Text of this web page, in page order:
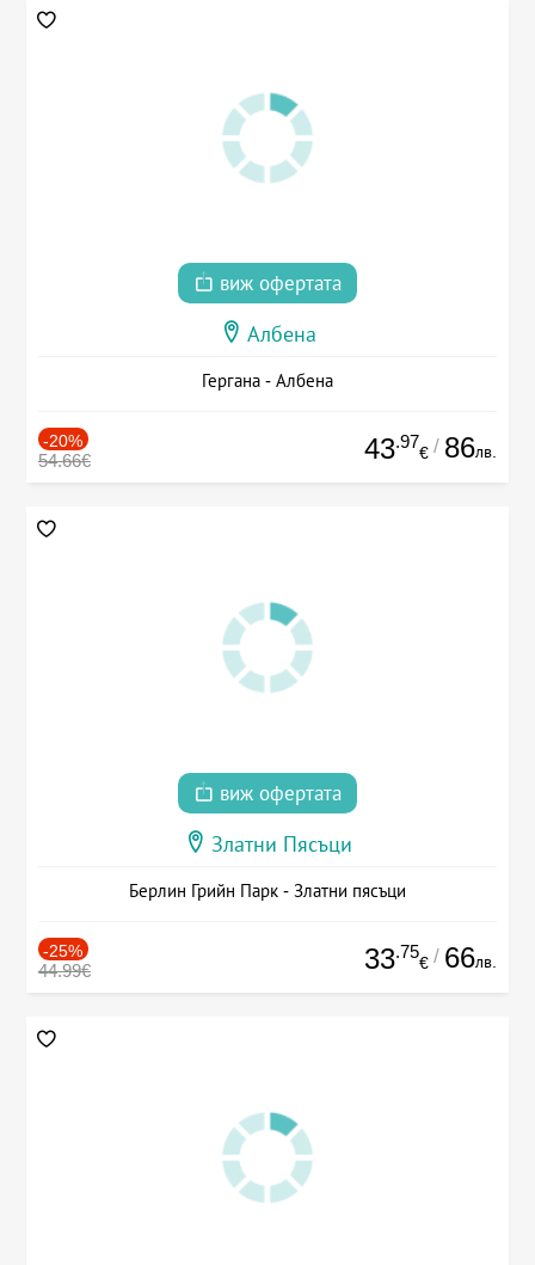
виж офертата
Албена
Гергана - Албена
-20%
54.66€ 43.97
€ / 86лв.
виж офертата
Златни Пясъци
Берлин Грийн Парк - Златни пясъци
-25%
44.99€ 33.75
€ / 66лв.